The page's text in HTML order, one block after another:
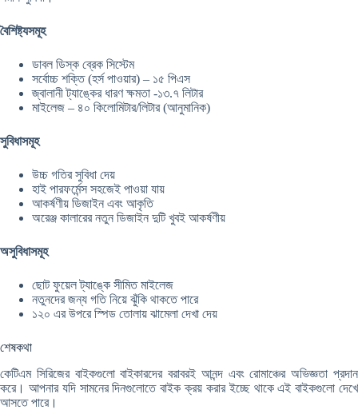
বৈশিষ্ট্যসমূহ
ডাবল ডিস্ক ব্রেক সিস্টেম
সর্বোচ্চ শক্তি (হর্স পাওয়ার) – ১৫ পিএস
জ্বালানী ট্যাঙ্কের ধারণ ক্ষমতা -১৩.৭ লিটার
মাইলেজ – ৪০ কিলোমিটার/লিটার (আনুমানিক)
সুবিধাসমূহ
উচ্চ গতির সুবিধা দেয়
হাই পারফর্মেন্স সহজেই পাওয়া যায়
আকর্ষণীয় ডিজাইন এবং আকৃতি
অরেঞ্জ কালারের নতুন ডিজাইন দুটি খুবই আকর্ষণীয়
অসুবিধাসমূহ
ছোট ফুয়েল ট্যাঙ্কে সীমিত মাইলেজ
নতুনদের জন্য গতি নিয়ে ঝুঁকি থাকতে পারে
১২০ এর উপরে স্পিড তোলায় ঝামেলা দেখা দেয়
শেষকথা
কেটিএম সিরিজের বাইকগুলো বাইকারদের বরাবরই আনন্দ এবং রোমাঞ্চের অভিজ্ঞতা প্রদান
করে। আপনার যদি সামনের দিনগুলোতে বাইক ক্রয় করার ইচ্ছে থাকে এই বাইকগুলো দেখে
আসতে পারে।